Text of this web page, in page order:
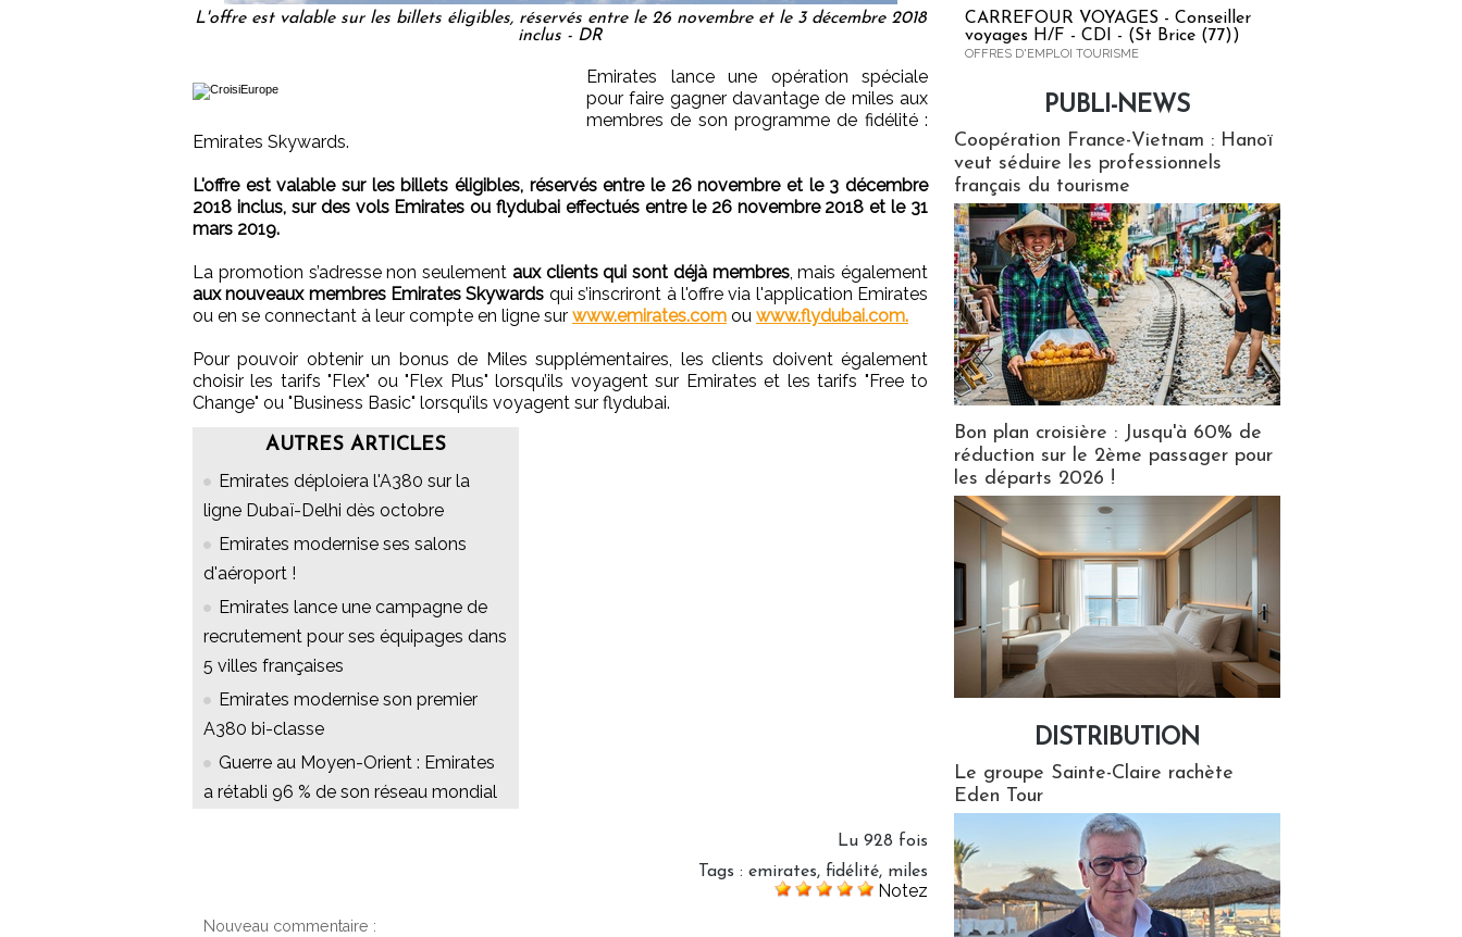
L'offre est valable sur les billets éligibles, réservés entre le 26 novembre et le 3 décembre 2018
inclus - DR
Emirates lance une opération spéciale
pour faire gagner davantage de miles aux
membres de son programme de fidélité :
Emirates Skywards.
L'offre est valable sur les billets éligibles, réservés entre le 26 novembre et le 3 décembre
2018 inclus, sur des vols Emirates ou flydubai effectués entre le 26 novembre 2018 et le 31
mars 2019.
La promotion s’adresse non seulement aux clients qui sont déjà membres, mais également
aux nouveaux membres Emirates Skywards qui s’inscriront à l'offre via l'application Emirates
ou en se connectant à leur compte en ligne sur www.emirates.com ou www.flydubai.com.
Pour pouvoir obtenir un bonus de Miles supplémentaires, les clients doivent également
choisir les tarifs "Flex" ou "Flex Plus" lorsqu’ils voyagent sur Emirates et les tarifs "Free to
Change" ou "Business Basic" lorsqu’ils voyagent sur flydubai.
AUTRES ARTICLES
Emirates déploiera l'A380 sur la
ligne Dubaï-Delhi dès octobre
Emirates modernise ses salons
d'aéroport !
Emirates lance une campagne de
recrutement pour ses équipages dans
5 villes françaises
Emirates modernise son premier
A380 bi-classe
Guerre au Moyen-Orient : Emirates
a rétabli 96 % de son réseau mondial
Lu 928 fois
Tags : emirates, fidélité, miles
Notez
Nouveau commentaire :
CARREFOUR VOYAGES - Conseiller
voyages H/F - CDI - (St Brice (77))
OFFRES D'EMPLOI TOURISME
PUBLI-NEWS
Coopération France-Vietnam : Hanoï
veut séduire les professionnels
français du tourisme
Bon plan croisière : Jusqu'à 60% de
réduction sur le 2ème passager pour
les départs 2026 !
DISTRIBUTION
Le groupe Sainte-Claire rachète
Eden Tour